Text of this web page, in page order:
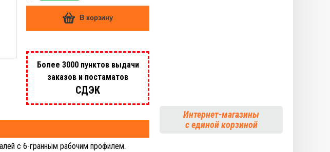
В корзину
Более 3000 пунктов выдачи
заказов и постаматов
СДЭК
с 6-гранным рабочим профилем.
Интернет-магазины
с единой корзиной